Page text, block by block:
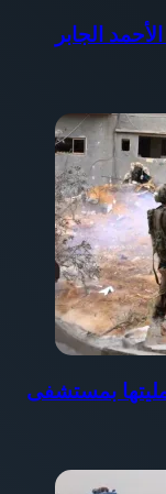
الجابر
بمستشفى